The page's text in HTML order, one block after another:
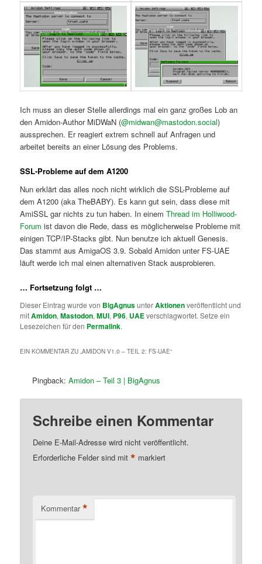
Ich muss an dieser Stelle allerdings mal ein ganz großes Lob an
den Amidon-Author MiDWaN (@midwan@mastodon.social)
aussprechen. Er reagiert extrem schnell auf Anfragen und
arbeitet bereits an einer Lösung des Problems.
SSL-Probleme auf dem A1200
Nun erklärt das alles noch nicht wirklich die SSL-Probleme auf
dem A1200 (aka TheBABY). Es kann gut sein, dass diese mit
AmiSSL gar nichts zu tun haben. In einemThread im Holliwood-
Forum ist davon die Rede, dass es möglicherweise Probleme mit
einigen TCP/IP-Stacks gibt. Nun benutze ich aktuell Genesis.
Das stammt aus AmigaOS 3.9. Sobald Amidon unter FS-UAE
läuft werde ich mal einen alternativen Stack ausprobieren.
… Fortsetzung folgt …
Dieser Eintrag wurde von BigAgnusunterAktionenveröffentlicht und
mitAmidon,Mastodon,MUI, P96, UAEverschlagwortet. Setze ein
Lesezeichen für den Permalink.
EIN KOMMENTAR ZU „AMIDON V1.0 – TEIL 2: FS-UAE“
Pingback:Amidon – Teil 3 | BigAgnus
Schreibe einen Kommentar
Deine E-Mail-Adresse wird nicht veröffentlicht.
Erforderliche Felder sind mit* markiert
Kommentar *